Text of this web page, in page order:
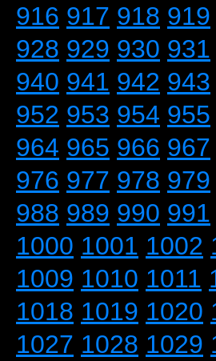
916 917 918 919
928 929 930 931
940 941 942 943
952 953 954 955
964 965 966 967
976 977 978 979
988 989 990 991
1000 1001 1002
1009 1010 1011
1018 1019 1020
1027 1028 1029